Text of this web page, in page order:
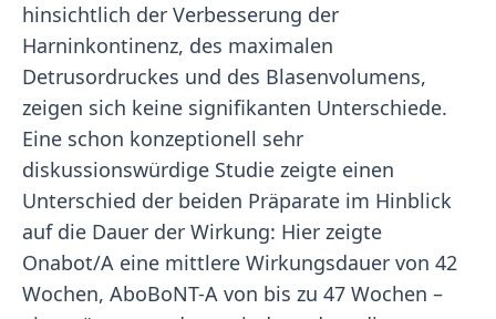
hinsichtlich der Verbesserung der
Harninkontinenz, des maximalen
Detrusordruckes und des Blasenvolumens,
zeigen sich keine signifikanten Unterschiede.
Eine schon konzeptionell sehr
diskussionswürdige Studie zeigte einen
Unterschied der beiden Präparate im Hinblick
auf die Dauer der Wirkung: Hier zeigte
Onabot/A eine mittlere Wirkungsdauer von 42
Wochen, AboBoNT-A von bis zu 47 Wochen –